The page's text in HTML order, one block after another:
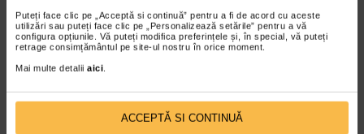
Puteți face clic pe „Acceptă si continuă” pentru a fi de acord cu aceste
utilizări sau puteți face clic pe „Personalizează setările” pentru a vă
configura opțiunile. Vă puteți modifica preferințele și, în special, vă puteți
retrage consimțământul pe site-ul nostru în orice moment.
Mai multe detalii aici
ACCEPTĂ SI CONTINUĂ
datorita acidului DHA, a vitaminei B2 si a zincului,
contribuie la mentinerea vederii normale.
Vitamina A este importanta pentru sanatatea oaselor. Cu
toate acestea, exista studii care arata ca o cantitate prea
mare de vitamina A a fost asociata cu pierderea densitatii